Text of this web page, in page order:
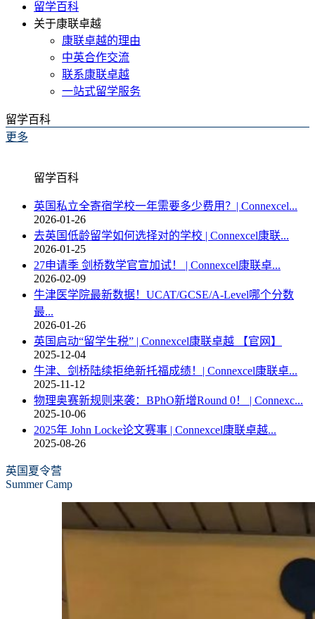
留学百科
关于康联卓越
康联卓越的理由
中英合作交流
联系康联卓越
一站式留学服务
留学百科
更多
留学百科
英国私立全寄宿学校一年需要多少费用？| Connexcel...
2026-01-26
去英国低龄留学如何选择对的学校 | Connexcel康联...
2026-01-25
27申请季 剑桥数学官宣加试！ | Connexcel康联卓...
2026-02-09
牛津医学院最新数据！UCAT/GCSE/A-Level哪个分数
最...
2026-01-26
英国启动“留学生税” | Connexcel康联卓越 【官网】
2025-12-04
牛津、剑桥陆续拒绝新托福成绩！| Connexcel康联卓...
2025-11-12
物理奥赛新规则来袭：BPhO新增Round 0！ | Connexc...
2025-10-06
2025年 John Locke论文赛事 | Connexcel康联卓越...
2025-08-26
英国夏令营
Summer Camp